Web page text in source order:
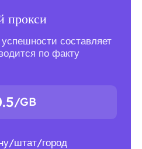
прокси
составляет
по факту
/GB
штат/город